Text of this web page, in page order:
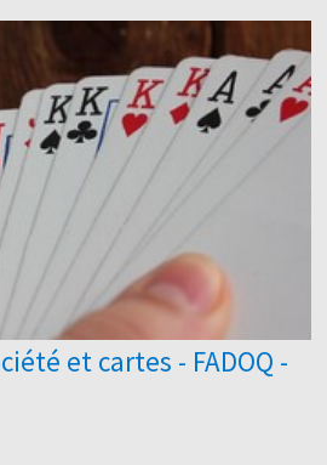
et cartes - FADOQ -